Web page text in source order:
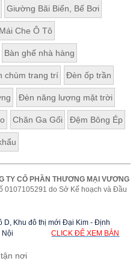
Giường Bãi Biển, Bể Bơi
Mái Che Ô Tô
Bàn ghế nhà hàng
chùm trang trí Đèn ốp trần
Đèn năng lượng mặt trời
Chăn Ga Gối Đệm Bông Ép
TY CỔ PHẦN THƯƠNG MẠI VƯƠNG
0107105291 do Sở Kế hoạch và Đầu
D, Khu đô thị mới Đại Kim - Định
Nội
CLICK ĐỂ XEM BẢN
nơi